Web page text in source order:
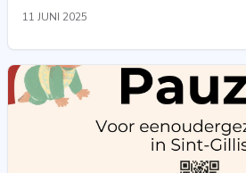
11 JUNI 2025